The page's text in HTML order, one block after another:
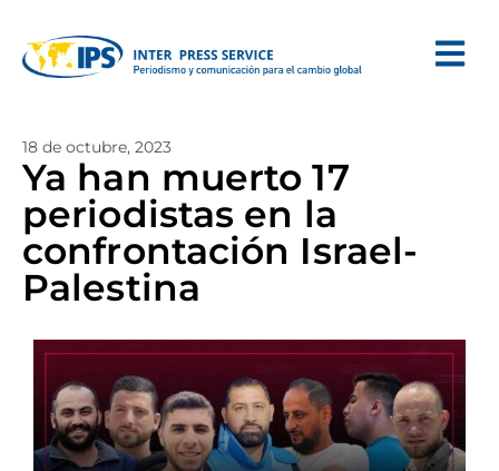
18 de octubre, 2023
Ya han muerto 17
periodistas en la
confrontación Israel-
Palestina